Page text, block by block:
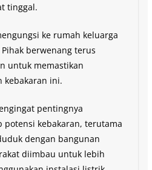
tinggal.
ke rumah keluarga
berwenang terus
untuk memastikan
kebakaran ini.
pentingnya
potensi kebakaran, terutama
dengan bangunan
diimbau untuk lebih